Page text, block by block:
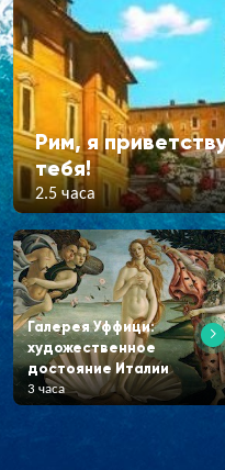
Рим, я
тебя!
2.5 часа
Галерея Уффици:
художественное
достояние Италии
3 часа